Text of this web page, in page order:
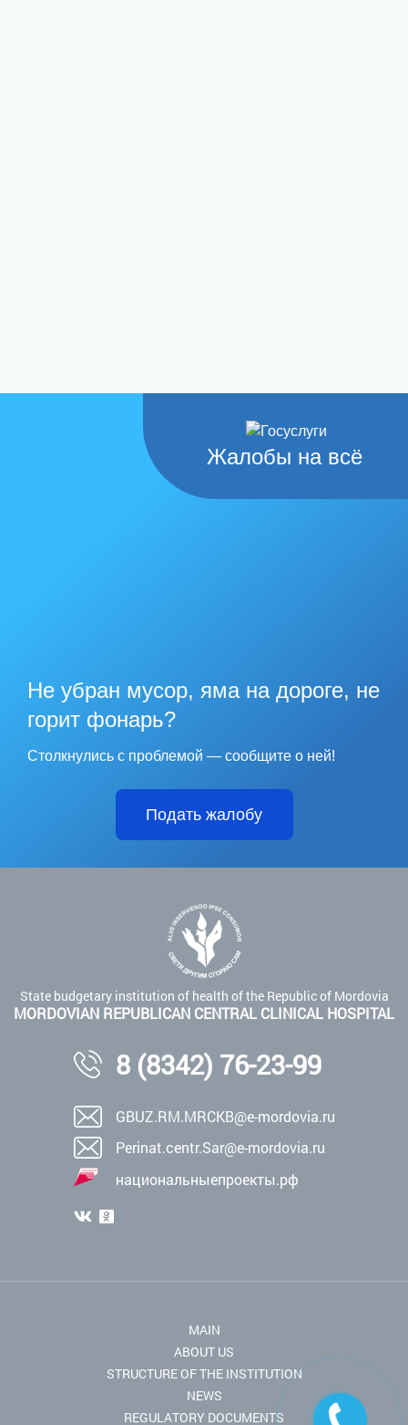
Жалобы на всё
Не убран мусор, яма на дороге, не
горит фонарь?
Столкнулись с проблемой — сообщите о ней!
Подать жалобу
State budgetary institution of health of the Republic of Mordovia
MORDOVIAN REPUBLICAN CENTRAL CLINICAL HOSPITAL
8 (8342) 76-23-99
GBUZ.RM.MRCKB@e-mordovia.ru
Perinat.centr.Sar@e-mordovia.ru
национальныепроекты.рф
MAIN
ABOUT US
STRUCTURE OF THE INSTITUTION
NEWS
REGULATORY DOCUMENTS